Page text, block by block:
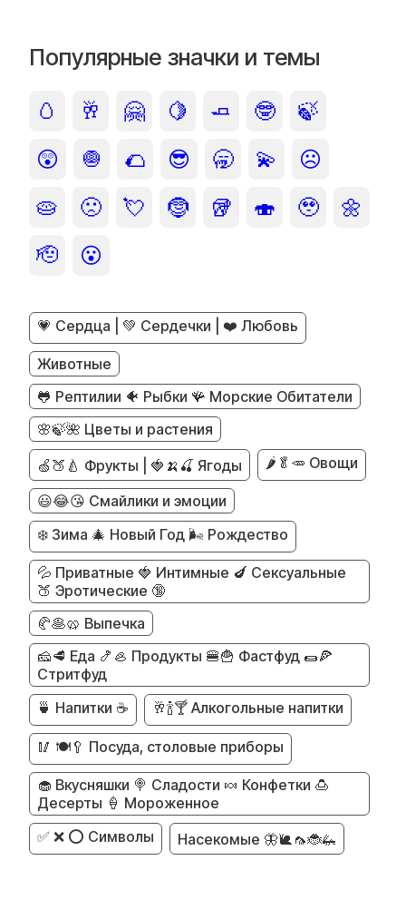
Популярные значки и темы
🥚 🥂 🤗 🍋 🧈 🤓
🍃
😲
🧅 🌮 😎 🥱 💫
☹️
🥧
🙁 💘 🤶 🥡 🍣 🥹
🌼
🫡
😮
💗 Сердца | 💚 Сердечки | ❤️ Любовь
Животные
🐸 Рептилии 🐠 Рыбки 🪸 Морские Обитатели
🌸🍃🌺 Цветы и растения
🍏🍑🍐 Фрукты | 🍓🍌🍒 Ягоды
🌶️🥬🥕 Овощи
😃😂😘 Смайлики и эмоции
❄️ Зима 🎄 Новый Год 🌬️ Рождество
💦 Приватные 🍓 Интимные 🍆 Сексуальные
🍑 Эротические 🔞
🥐🥞🥨 Выпечка
🧀🥩 Еда 🍤🦪 Продукты 🍔🍟 Фастфуд 🌯🍕
Стритфуд
🍵 Напитки ☕
🥂🍾🍸 Алкогольные напитки
🥢 🍽️🥄 Посуда, столовые приборы
🧁 Вкусняшки 🍭 Сладости 🍬 Конфетки 🍮
Десерты 🍦 Мороженное
✅ ❌ ⭕ Символы
Насекомые 🦋🐌🦟🐞🦗